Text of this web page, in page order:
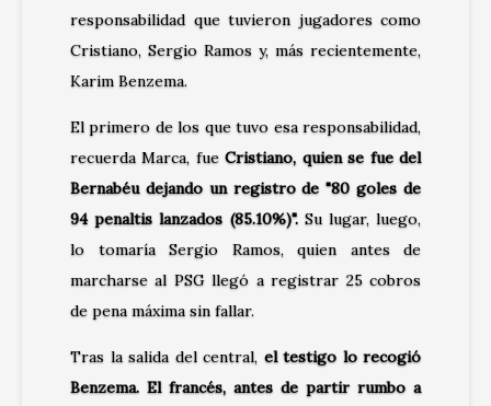
responsabilidad que tuvieron jugadores como
Cristiano, Sergio Ramos y, más recientemente,
Karim Benzema.
El primero de los que tuvo esa responsabilidad,
recuerda Marca, fueCristiano, quien se fue del
Bernabéu dejando un registro de "80 goles de
94 penaltis lanzados (85.10%)".Su lugar, luego,
lo tomaría Sergio Ramos, quien antes de
marcharse al PSG llegó a registrar 25 cobros
de pena máxima sin fallar.
Tras la salida del central, el testigo lo recogió
Benzema. El francés, antes de partir rumbo a